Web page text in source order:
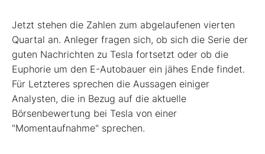
Jetzt stehen die Zahlen zum abgelaufenen vierten
Quartal an. Anleger fragen sich, ob sich die Serie der
guten Nachrichten zu Tesla fortsetzt oder ob die
Euphorie um den E-Autobauer ein jähes Ende findet.
Für Letzteres sprechen die Aussagen einiger
Analysten, die in Bezug auf die aktuelle
Börsenbewertung bei Tesla von einer
"Momentaufnahme" sprechen.